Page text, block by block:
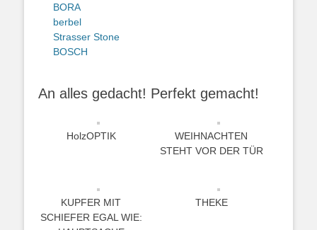
BORA
berbel
Strasser Stone
BOSCH
An alles gedacht! Perfekt gemacht!
HolzOPTIK
WEIHNACHTEN
STEHT VOR DER TÜR
KUPFER MIT
SCHIEFER EGAL WIE:
THEKE